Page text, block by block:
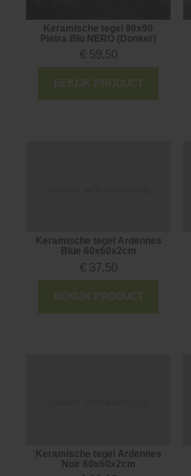
Keramische tegel 90x90
Pietra Blu NERO (Donker)
€ 59,50
BEKIJK PRODUCT
Keramische tegel Ardennes
Blue 60x60x2cm
€ 37,50
BEKIJK PRODUCT
Keramische tegel Ardennes
Noir 60x60x2cm